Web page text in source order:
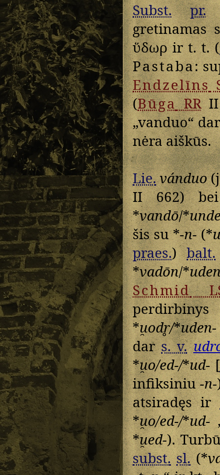
Subst. pr.
gretinamas
ὕδωρir t. t. (
Pastaba:
Endzelīns
(BūgaRRII
„vanduo“
nėra aiškūs.
Lie.vánduo
II 662)
*vandō/*
šis su *-n-(*
praes.)balt.
*vadōn/*
Schmid
*u̯odr̥/*uden-
dars. v.
*u̯o/ed-/*ud-[
infiksiniu-n-
atsiradęs ir
*u̯o/ed-/*ud-
*u̯ed-).
subst. sl.(*